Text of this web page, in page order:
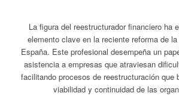
La figura del reestructurador financiero ha
elemento clave en la reciente reforma de
España. Este profesional desempeña un
asistencia a empresas que atraviesan
facilitando procesos de reestructuración que
viabilidad y continuidad de las